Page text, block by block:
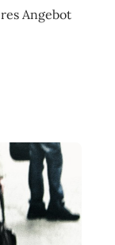
Angebot